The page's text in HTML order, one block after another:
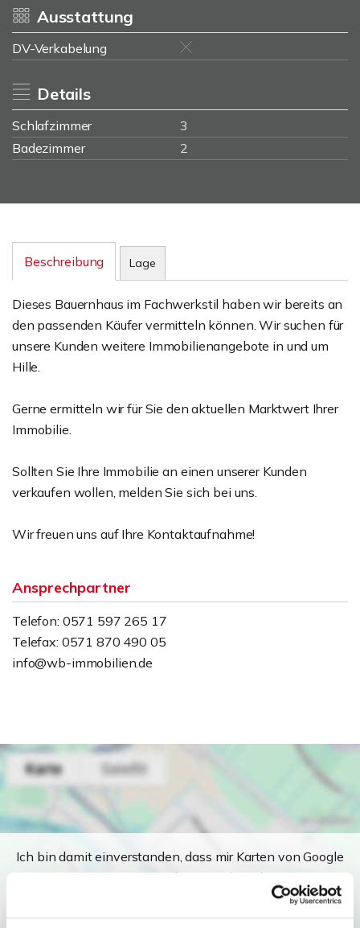
Ausstattung
DV-Verkabelung
Details
Schlafzimmer
3
Badezimmer
2
Beschreibung Lage
Dieses Bauernhaus im Fachwerkstil haben wir bereits an
den passenden Käufer vermitteln können. Wir suchen für
unsere Kunden weitere Immobilienangebote in und um
Hille.
Gerne ermitteln wir für Sie den aktuellen Marktwert Ihrer
Immobilie.
Sollten Sie Ihre Immobilie an einen unserer Kunden
verkaufen wollen, melden Sie sich bei uns.
Wir freuen uns auf Ihre Kontaktaufnahme!
Ansprechpartner
Telefon: 0571 597 265 17
Telefax: 0571 870 490 05
info@wb-immobilien.de
Ich bin damit einverstanden, dass mir Karten von Google
angezeigt werden. Es gelten die
Datenschutzbedingungen von Google
(https://policies.google.com/privacy).